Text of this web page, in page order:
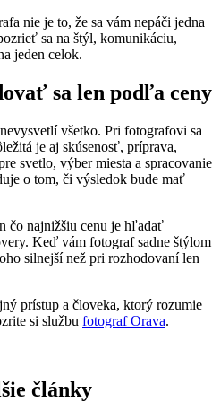
nie je to, že sa vám nepáči jedna
sa na štýl, komunikáciu,
jeden celok.
sa len podľa ceny
všetko. Pri fotografovi sa
je aj skúsenosť, príprava,
svetlo, výber miesta a spracovanie
o tom, či výsledok bude mať
čo najnižšiu cenu je hľadať
Keď vám fotograf sadne štýlom
silnejší než pri rozhodovaní len
prístup a človeka, ktorý rozumie
si službu fotograf Orava.
články